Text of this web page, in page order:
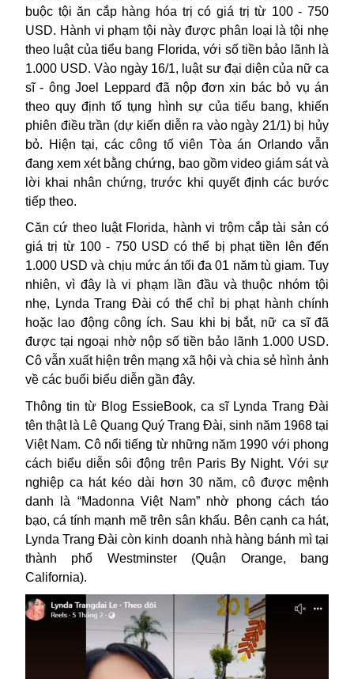
buộc tội ăn cắp hàng hóa trị có giá trị từ 100 - 750
USD. Hành vi phạm tội này được phân loại là tội nhẹ
theo luật của tiểu bang Florida, với số tiền bảo lãnh là
1.000 USD. Vào ngày 16/1, l uật sư đại diện của nữ ca
sĩ - ông Joel Leppard đã nộp đơn xin bác bỏ vụ án
theo quy định tố tụng hình sự của tiểu bang, khiến
phiên điều trần (dự kiến diễn ra vào ngày 21/1)bị hủy
bỏ. Hiện tại, các công tố viên Tòa án Orlandovẫn
đang xem xét bằng chứng, bao gồm video giám sát và
lời khai nhân chứng, trước khi quyết định các bước
tiếp theo.
Căn cứ theo luật Florida, hành vi trộm cắp tài sản có
giá trị từ 100- 750 USD có thể bị phạt tiền lên đến
1.000 USD và chịu mức án tối đa01 năm tù giam. Tuy
nhiên, vì đây là vi phạm lần đầu và thuộc nhóm tội
nhẹ, Lynda Trang Đài có thể chỉ bị phạt hành chính
hoặc lao động công ích. Sau khi bị bắt, nữ ca sĩ đã
được tại ngoại nhờ nộp số tiền bảo lãnh 1.000 USD.
Cô vẫn xuất hiện trên mạng xã hội và chia sẻ hình ảnh
về các buổi biểu diễn gần đây.
Thông tin từ Blog EssieBook, ca sĩ Lynda Trang Đài
tên thật là Lê Quang Quý Trang Đài, sinh năm 1968 tại
Việt Nam. Cô nổi tiếng từ những năm 1990 với phong
cách biểu diễn sôi động trên Paris By Night. Với sự
nghiệp ca hát kéo dài hơn 30 năm, cô được mệnh
danh là “Madonna Việt Nam” nhờ phong cách táo
bạo,cá tính mạnh mẽ trên sân khấu. Bên cạnh ca hát,
Lynda Trang Đài còn kinh doanh nhà hàng bánh mì tại
thành phố Westminster(Quận Orange, bang
California).